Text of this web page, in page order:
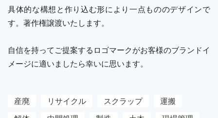
具体的な構想と作り込む形により一点もののデザインで
す。著作権譲渡いたします。
自信を持ってご提案するロゴマークがお客様のブランドイ
メージに適いましたら幸いに思います。
産廃 リサイクル スクラップ
運搬